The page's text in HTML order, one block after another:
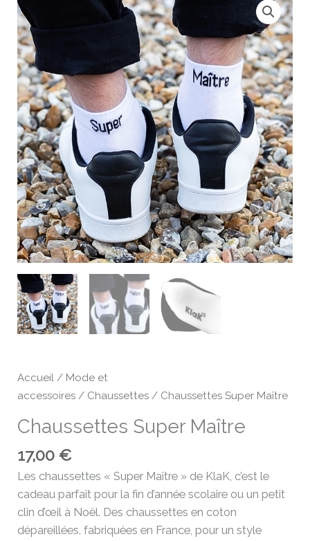
Accueil / Mode et
accessoires / Chaussettes / Chaussettes Super Maître
Chaussettes Super Maître
17,00€
Les chaussettes « Super Maître » de KlaK, c’est le
cadeau parfait pour la fin d’année scolaire ou un petit
clin d’œil à Noël. Des chaussettes en coton
dépareillées, fabriquées en France, pour un style